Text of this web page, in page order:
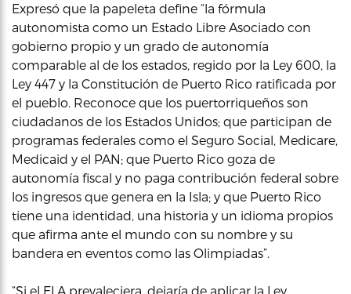
Expresó que la papeleta define “la fórmula
autonomista como un Estado Libre Asociado con
gobierno propio y un grado de autonomía
comparable al de los estados, regido por la Ley 600, la
Ley 447 y la Constitución de Puerto Rico ratificada por
el pueblo. Reconoce que los puertorriqueños son
ciudadanos de los Estados Unidos; que participan de
programas federales como el Seguro Social, Medicare,
Medicaid y el PAN; que Puerto Rico goza de
autonomía fiscal y no paga contribución federal sobre
los ingresos que genera en la Isla; y que Puerto Rico
tiene una identidad, una historia y un idioma propios
que afirma ante el mundo con su nombre y su
bandera en eventos como las Olimpiadas”.
“Si el ELA prevaleciera, dejaría de aplicar la Ley